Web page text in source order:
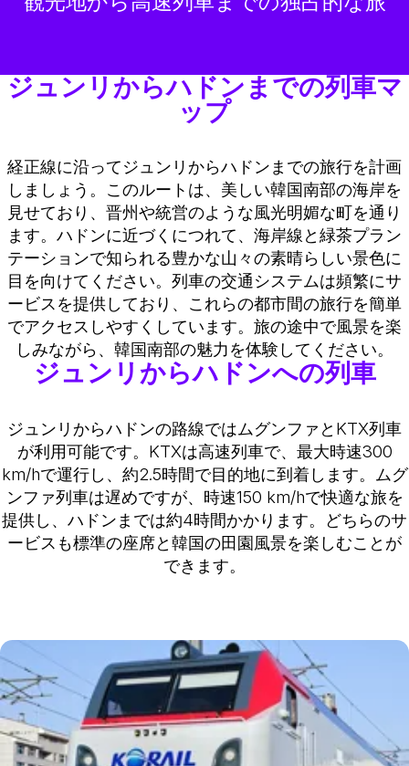
ジュンリからハドンまでの列車マ
ップ
経正線に沿ってジュンリからハドンまでの旅行を計画
しましょう。このルートは、美しい韓国南部の海岸を
見せており、晋州や統営のような風光明媚な町を通り
ます。ハドンに近づくにつれて、海岸線と緑茶プラン
テーションで知られる豊かな山々の素晴らしい景色に
目を向けてください。列車の交通システムは頻繁にサ
ービスを提供しており、これらの都市間の旅行を簡単
でアクセスしやすくしています。旅の途中で風景を楽
しみながら、韓国南部の魅力を体験してください。
ジュンリからハドンへの列車
ジュンリからハドンの路線ではムグンファとKTX列車
が利用可能です。KTXは高速列車で、最大時速300
km/hで運行し、約2.5時間で目的地に到着します。ムグ
ンファ列車は遅めですが、時速150 km/hで快適な旅を
提供し、ハドンまでは約4時間かかります。どちらのサ
ービスも標準の座席と韓国の田園風景を楽しむことが
できます。